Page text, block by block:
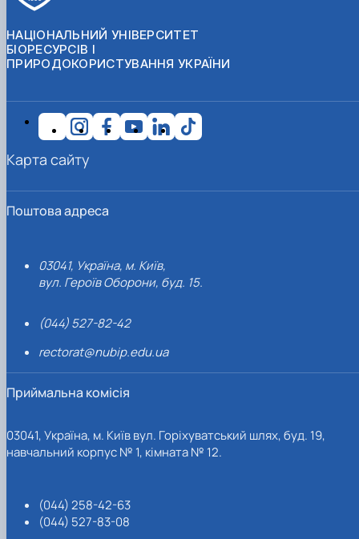
НАЦІОНАЛЬНИЙ УНІВЕРСИТЕТ
БІОРЕСУРСІВ І
ПРИРОДОКОРИСТУВАННЯ УКРАЇНИ
Поштова адреса
03041, Україна, м. Київ,
вул. Героїв Оборони, буд. 15.
(044) 527-82-42
rectorat@nubip.edu.ua
Приймальна комісія
03041, Україна, м. Київ вул. Горіхуватський шлях, буд. 19,
навчальний корпус № 1, кімната № 12.
(044) 258-42-63
(044) 527-83-08
Карта сайту